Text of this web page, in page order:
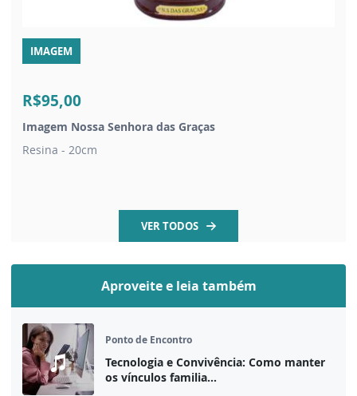
IMAGEM
R$95,00
Imagem Nossa Senhora das Graças
Resina - 20cm
VER TODOS
Aproveite e leia também
Ponto de Encontro
Tecnologia e Convivência: Como manter
os vínculos familia...